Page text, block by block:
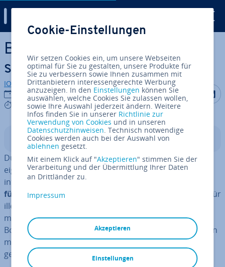
Zum Haupt­in­halt springen
Botnets: So können Sie sich
schützen
IONOS Redaktion
22.11.2023
7 mins
Auf Auf
In­halts­ver­zeich­nis
Durch Netzwerke ist es möglich, Re­chen­leis­tung vom
eigenen Computer zur Verfügung zu stellen und somit
intensive undkomplexe Aufgaben schneller durch­zu­
füh­ren. Jedoch wird diese Tech­no­lo­gie seit jeher auch für
illegale Zwecke genutzt, und so hat das Botnet in den
meisten Fällen einen negativen Unterton. Was ist ein
Botnet, wie kann man sich davor schützen und was kann
man tun, wenn man Teil eines illegalen Botnets
geworden ist?
Cookie-Einstellungen
Wir setzen Cookies ein, um unsere Webseiten
optimal für Sie zu gestalten, unsere Produkte für
Sie zu verbessern sowie Ihnen zusammen mit
Drittanbietern interessengerechte Werbung
anzuzeigen. In den Einstellungen können Sie
auswählen, welche Cookies Sie zulassen wollen,
sowie Ihre Auswahl jederzeit ändern. Weitere
Infos finden Sie in unserer Richtlinie zur
Verwendung von Cookies und in unseren
Datenschutzhinweisen. Technisch notwendige
Cookies werden auch bei der Auswahl von
ablehnen gesetzt.
Mit einem Klick auf "Akzeptieren" stimmen Sie der
Verarbeitung und der Übermittlung Ihrer Daten
an Drittländer zu.
Impressum
Akzeptieren
Einstellungen